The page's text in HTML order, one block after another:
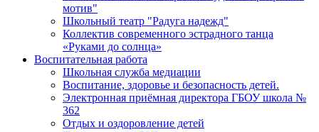
мотив"
Школьный театр "Радуга надежд"
Коллектив современного эстрадного танца
«Руками до солнца»
Воспитательная работа
Школьная служба медиации
Воспитание, здоровье и безопасность детей.
Электронная приёмная директора ГБОУ школа №
362
Отдых и оздоровление детей